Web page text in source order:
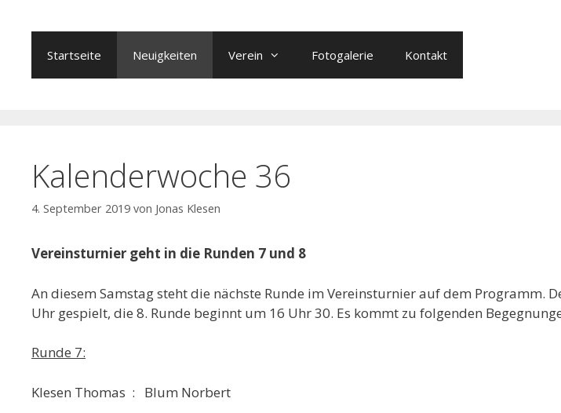
Inhalt
springenStartseite Neuigkeiten Verein Fotogalerie Kontakt
Kalenderwoche 36
4. September 2019 von Jonas Klesen
Vereinsturnier geht in die Runden 7 und 8
An diesem Samstag steht die nächste Runde im Vereinsturnier auf dem Programm.
Uhr gespielt, die 8. Runde beginnt um 16 Uhr 30. Es kommt zu folgenden
Runde 7:
Klesen Thomas : Blum Norbert